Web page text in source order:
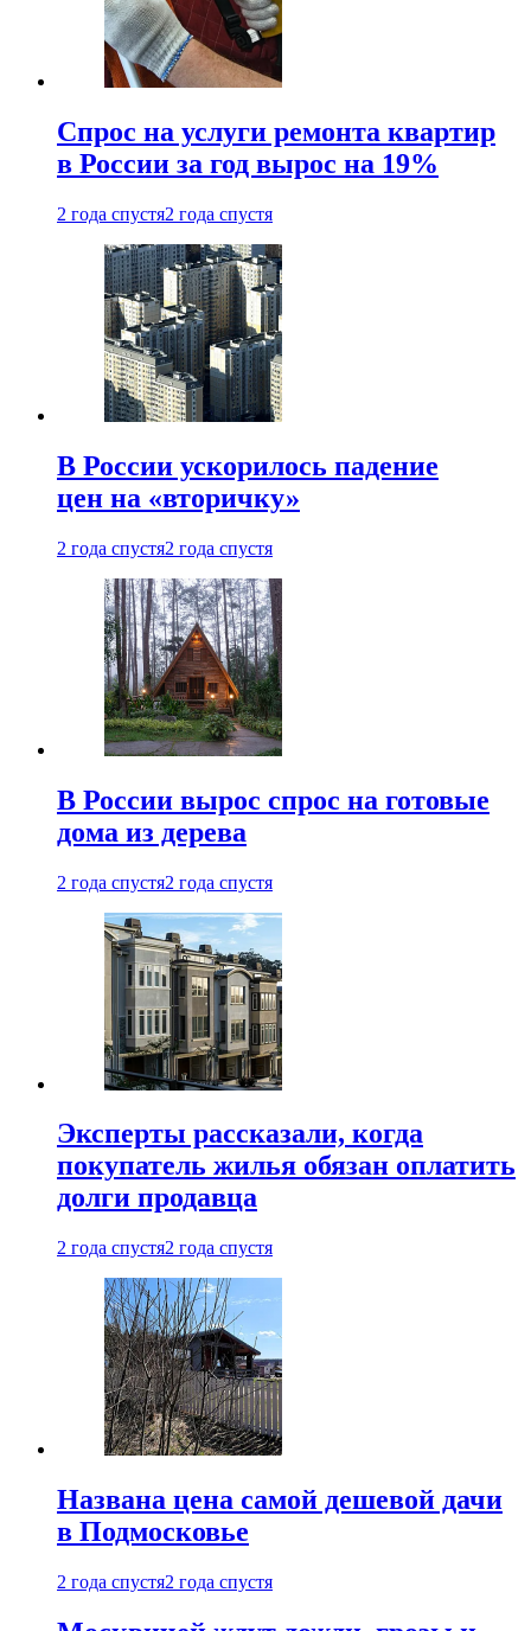
Спрос на услуги ремонта квартир
в России за год вырос на 19%
2 года спустя2 года спустя
В России ускорилось падение
цен на «вторичку»
2 года спустя2 года спустя
В России вырос спрос на готовые
дома из дерева
2 года спустя2 года спустя
Эксперты рассказали, когда
покупатель жилья обязан оплатить
долги продавца
2 года спустя2 года спустя
Названа цена самой дешевой дачи
в Подмосковье
2 года спустя2 года спустя